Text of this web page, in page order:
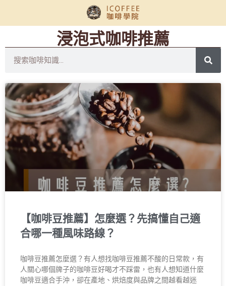
浸泡式咖啡推薦
【咖啡豆推薦】怎麼選？先搞懂自己適
合哪一種風味路線？
咖啡豆推薦怎麼選？有人想找咖啡豆推薦不酸的日常款，有
人關心哪個牌子的咖啡豆好喝才不踩雷，也有人想知道什麼
咖啡豆適合手沖，卻在產地、烘焙度與品牌之間越看越迷